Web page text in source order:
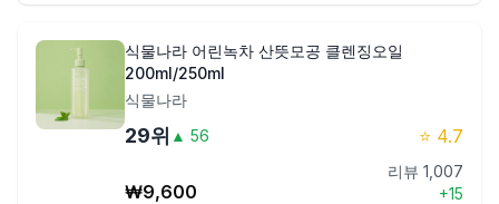
식물나라 어린녹차 산뜻모공 클렌징오일
200ml/250ml
식물나라
29위 ▲ 56 ⭐ 4.7
₩9,600
리뷰 1,007
+15